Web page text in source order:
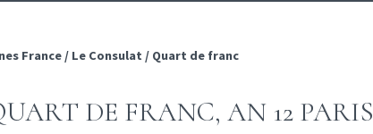
France / Le Consulat / Quart de franc
DE FRANC, AN 12 PARIS